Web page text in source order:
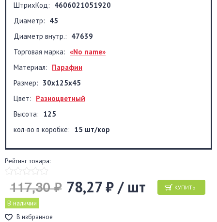
ШтрихКод: 4606021051920
Диаметр: 45
Диаметр внутр.: 47639
Торговая марка: «No name»
Материал: Парафин
Размер: 30х125х45
Цвет: Разноцветный
Высота: 125
кол-во в коробке: 15 шт/кор
Рейтинг товара:
78,27 ₽ / шт
117,30 ₽ КУПИТЬ
В наличии
В избранное